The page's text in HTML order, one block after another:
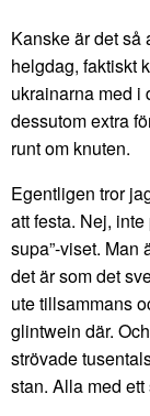
Kanske är det så
helgdag, faktiskt
ukrainarna med i
dessutom extra
runt om knuten.
Egentligen tror
att festa. Nej,
supa”-viset. Man
det är som det
ute tillsammans
glintwein där.
strövade
stan. Alla med